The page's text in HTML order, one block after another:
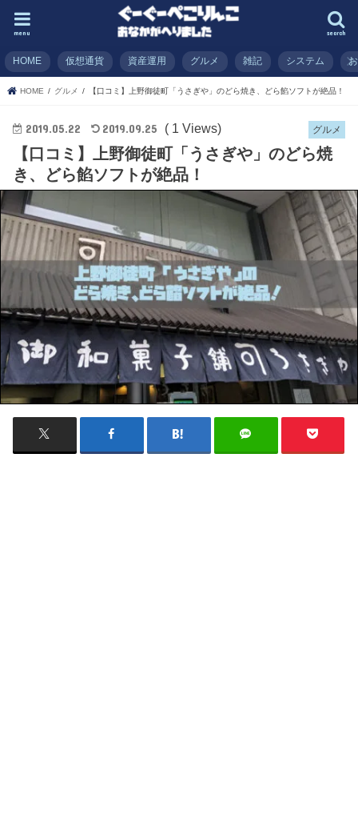
search
menu
HOME 仮想通貨 資産運用 グルメ 雑記 システム
HOME グルメ 【口コミ】上野御徒町「うさぎや」のどら焼き、どら餡ソフトが絶品！
グルメ
2019.05.22 2019.09.25 ( 1 Views)
【口コミ】上野御徒町「うさぎや」のどら焼
き、どら餡ソフトが絶品！